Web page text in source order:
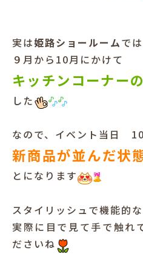
実は姫路ショールームでは
９月から10月にかけて
キッチンコーナー
した
なので、イベント当日
新商品が並んだ状
とになります
スタイリッシュで機能的
実際に目で見て手で触
ださいね